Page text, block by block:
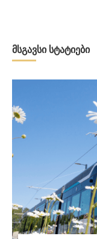
მსგავსი სტატიები